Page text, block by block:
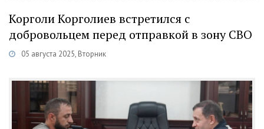
Корголи Корголиев встретился с
добровольцем перед отправкой в зону СВО
05 августа 2025, Вторник